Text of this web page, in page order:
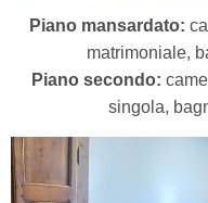
Piano mansardato:
matrimoniale,
Piano secondo:
singola,